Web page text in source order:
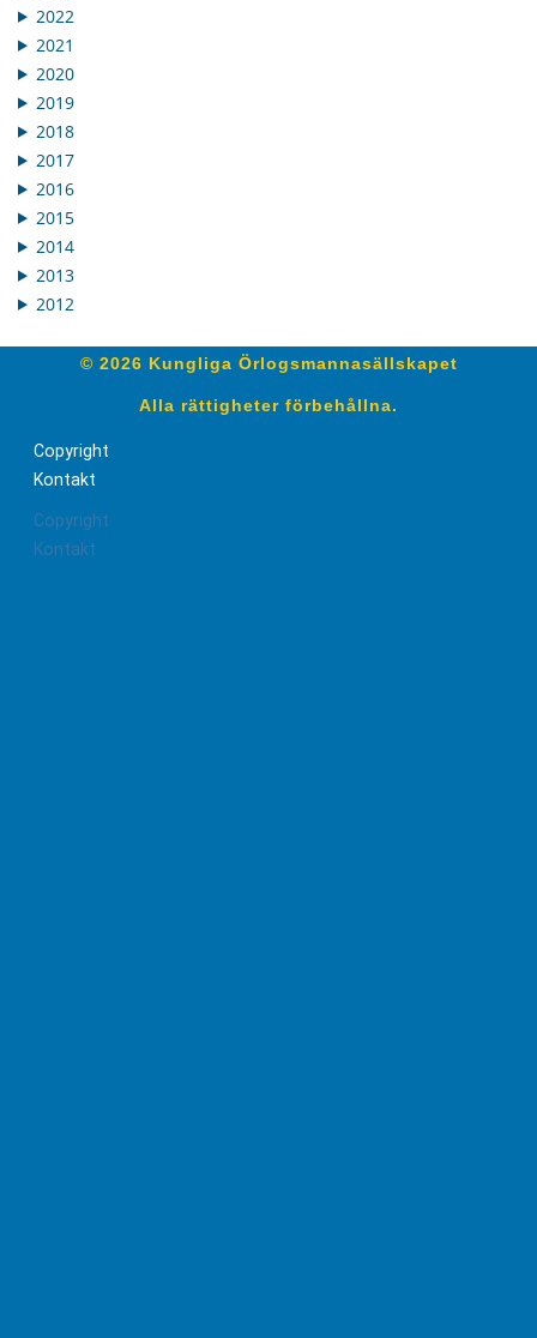
2022
2021
2020
2019
2018
2017
2016
2015
2014
2013
2012
© 2026 Kungliga Örlogsmannasällskapet
Alla rättigheter förbehållna.
Copyright
Kontakt
Copyright
Kontakt